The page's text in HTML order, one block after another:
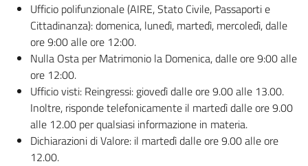
Ufficio polifunzionale (AIRE, Stato Civile, Passaporti e
Cittadinanza): domenica, lunedì, martedì, mercoledì, dalle
ore 9:00 alle ore 12:00.
Nulla Osta per Matrimonio la Domenica, dalle ore 9:00 alle
ore 12:00.
Ufficio visti: Reingressi: giovedì dalle ore 9.00 alle 13.00.
Inoltre, risponde telefonicamente il martedì dalle ore 9.00
alle 12.00 per qualsiasi informazione in materia.
Dichiarazioni di Valore: il martedì dalle ore 9.00 alle ore
12.00.